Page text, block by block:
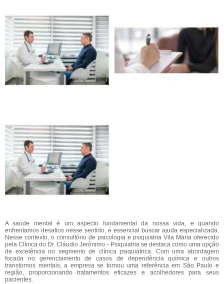
A saúde mental é um aspecto fundamental da nossa vida, e quando
enfrentamos desafios nesse sentido, é essencial buscar ajuda especializada.
Nesse contexto, o consultório de psicologia e psiquiatria Vila Maria oferecido
pela Clínica do Dr. Cláudio Jerônimo - Psiquiatria se destaca como uma opção
de excelência no segmento de clínica psiquiátrica. Com uma abordagem
focada no gerenciamento de casos de dependência química e outros
transtornos mentais, a empresa se tornou uma referência em São Paulo e
região, proporcionando tratamentos eficazes e acolhedores para seus
pacientes.